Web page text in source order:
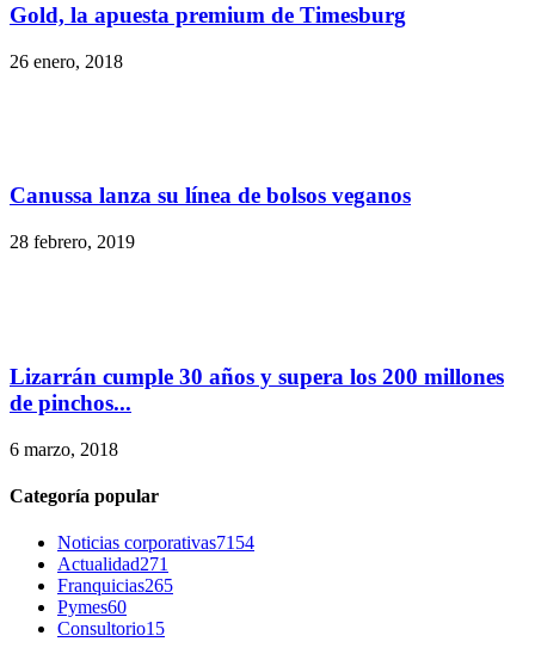
Gold, la apuesta premium de Timesburg
26 enero, 2018
Canussa lanza su línea de bolsos veganos
28 febrero, 2019
Lizarrán cumple 30 años y supera los 200 millones
de pinchos...
6 marzo, 2018
Categoría popular
Noticias corporativas7154
Actualidad271
Franquicias265
Pymes60
Consultorio15